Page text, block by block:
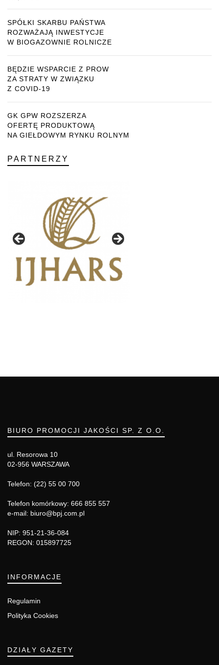
SPÓŁKI SKARBU PAŃSTWA
ROZWAŻAJĄ INWESTYCJE
W BIOGAZOWNIE ROLNICZE
BĘDZIE WSPARCIE Z PROW
ZA STRATY W ZWIĄZKU
Z COVID-19
GK GPW ROZSZERZA
OFERTĘ PRODUKTOWĄ
NA GIEŁDOWYM RYNKU ROLNYM
PARTNERZY
BIURO PROMOCJI JAKOŚCI SP. Z O.O.
ul. Resorowa 10
02-956 WARSZAWA
Telefon: (22) 55 00 700
Telefon komórkowy: 666 855 557
e-mail: biuro@bpj.com.pl
NIP: 951-21-36-084
REGON: 015897725
INFORMACJE
Regulamin
Polityka Cookies
DZIAŁY GAZETY